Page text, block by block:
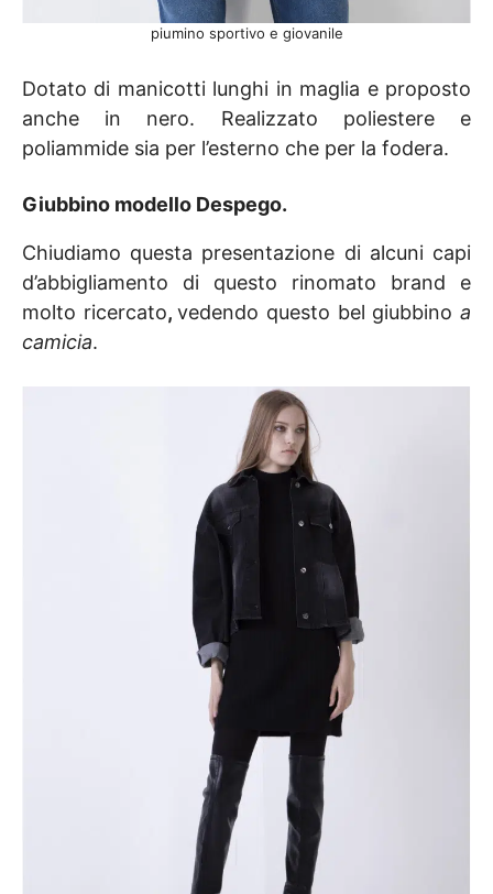
piumino sportivo e giovanile
Dotato di manicotti lunghi in maglia e proposto
anche in nero. Realizzato poliestere e
poliammide sia per l’esterno che per la fodera.
Giubbino modello Despego.
Chiudiamo questa presentazione di alcuni capi
d’abbigliamento di questo rinomato brand e
molto ricercato,vedendo questo bel giubbinoa
camicia.